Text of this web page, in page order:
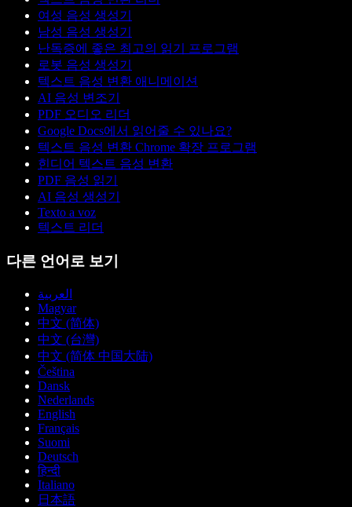
여성 음성 생성기
남성 음성 생성기
난독증에 좋은 최고의 읽기 프로그램
로봇 음성 생성기
텍스트 음성 변환 애니메이션
AI 음성 변조기
PDF 오디오 리더
Google Docs에서 읽어줄 수 있나요?
텍스트 음성 변환 Chrome 확장 프로그램
힌디어 텍스트 음성 변환
PDF 음성 읽기
AI 음성 생성기
Texto a voz
텍스트 리더
다른 언어로 보기
العربية
Magyar
中文 (简体)
中文 (台灣)
中文 (简体 中国大陆)
Čeština
Dansk
Nederlands
English
Français
Suomi
Deutsch
हिन्दी
Italiano
日本語